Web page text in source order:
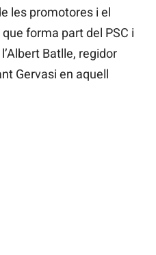
les promotores i el
forma part del PSC i
Batlle, regidor
Gervasi en aquell